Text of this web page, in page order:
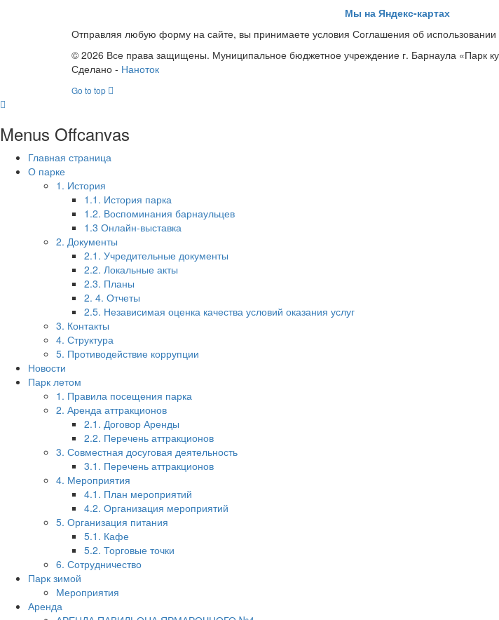
Мы на Яндекс-картах
Отправляя любую форму на сайте, вы принимаете условия Соглашения об использовании
© 2026 Все права защищены. Муниципальное бюджетное учреждение г. Барнаула «Парк
Сделано - Наноток
Go to top
Menus Offcanvas
Главная страница
О парке
1. История
1.1. История парка
1.2. Воспоминания барнаульцев
1.3 Онлайн-выставка
2. Документы
2.1. Учредительные документы
2.2. Локальные акты
2.3. Планы
2. 4. Отчеты
2.5. Независимая оценка качества условий оказания услуг
3. Контакты
4. Структура
5. Противодействие коррупции
Новости
Парк летом
1. Правила посещения парка
2. Аренда аттракционов
2.1. Договор Аренды
2.2. Перечень аттракционов
3. Совместная досуговая деятельность
3.1. Перечень аттракционов
4. Мероприятия
4.1. План мероприятий
4.2. Организация мероприятий
5. Организация питания
5.1. Кафе
5.2. Торговые точки
6. Сотрудничество
Парк зимой
Мероприятия
Аренда